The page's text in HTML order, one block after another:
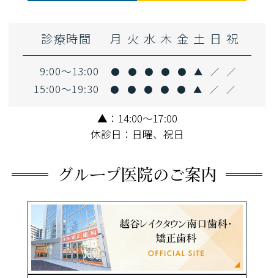
・むし歯や歯周病、着色・歯石・歯垢の
沈着によってはすぐにホワイトニングが
できないことがあります。
グについては安全性が確立されていませ
・無カタラーゼ血症のかたにはホワイト
ニングができません。
・ホワイトニング治療期間には一時的に
知覚過敏が生じることがあります。重度
の知覚過敏のかたはホワイトニングには
診療時間 月 火 水 木 金 土 日 祝
9:00～13:00 ● ● ● ● ● ▲ ／ ／
15:00～19:30 ● ● ● ● ● ▲ ／ ／
▲：14:00～17:00
休診日：日曜、祝日
グループ医院のご案内